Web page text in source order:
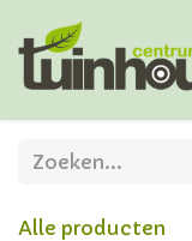
Alle producten